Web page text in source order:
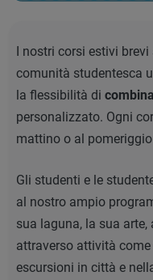
I nostri corsi estivi
comunità studentesca
la flessibilità di
personalizzato. Ogni
mattino o al
Gli studenti e le
al nostro ampio
sua laguna, la sua
attraverso attività come
escursioni in città e